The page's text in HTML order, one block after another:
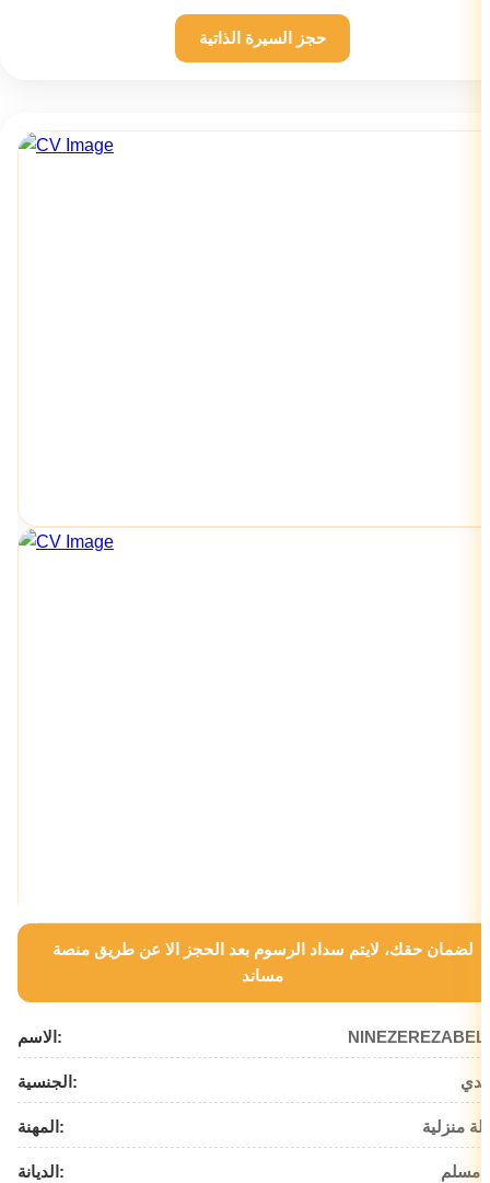
حجز السيرة الذاتية
لضمان حقك، لايتم سداد الرسوم بعد الحجز الا عن طريق منصة
مساند
الاسم:
الجنسية:
المهنة: منزلية
الديانة: مسلم